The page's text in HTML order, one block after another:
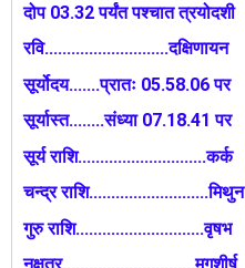
दोप 03.32 पर्यंत पश्चात त्रयोदशी
रवि............................दक्षिणायन
सूर्योदय.......प्रातः 05.58.06 पर
सूर्यास्त........संध्या 07.18.41 पर
सूर्य राशि.............................कर्क
चन्द्र राशि...........................मिथुन
गुरु राशि.............................वृषभ